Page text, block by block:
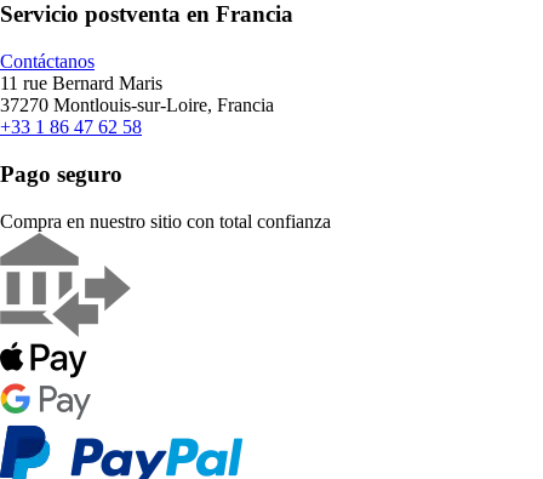
Servicio postventa en Francia
Contáctanos
11 rue Bernard Maris
37270 Montlouis-sur-Loire, Francia
+33 1 86 47 62 58
Pago seguro
Compra en nuestro sitio con total confianza